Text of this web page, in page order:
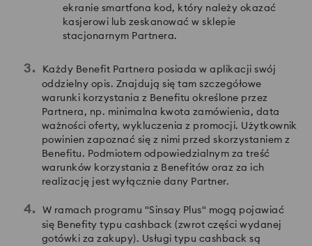
ekranie smartfona kod, który należy okazać
kasjerowi lub zeskanować w sklepie
stacjonarnym Partnera.
Każdy Benefit Partnera posiada w aplikacji swój
oddzielny opis. Znajdują się tam szczegółowe
warunki korzystania z Benefitu określone przez
Partnera, np. minimalna kwota zamówienia, data
ważności oferty, wykluczenia z promocji. Użytkownik
powinien zapoznać się z nimi przed skorzystaniem z
Benefitu. Podmiotem odpowiedzialnym za treść
warunków korzystania z Benefitów oraz za ich
realizację jest wyłącznie dany Partner.
W ramach programu "Sinsay Plus" mogą pojawiać
się Benefity typu cashback (zwrot części wydanej
gotówki za zakupy). Usługi typu cashback są